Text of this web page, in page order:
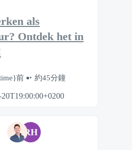
als
Ontdek het in
前 約45分鐘
RH